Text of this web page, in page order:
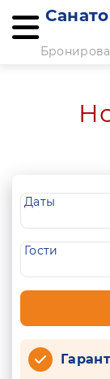
Даты
Гости